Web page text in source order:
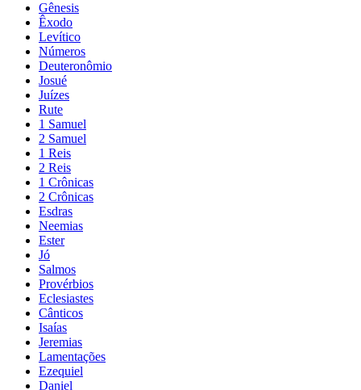
Gênesis
Êxodo
Levítico
Números
Deuteronômio
Josué
Juízes
Rute
1 Samuel
2 Samuel
1 Reis
2 Reis
1 Crônicas
2 Crônicas
Esdras
Neemias
Ester
Jó
Salmos
Provérbios
Eclesiastes
Cânticos
Isaías
Jeremias
Lamentações
Ezequiel
Daniel